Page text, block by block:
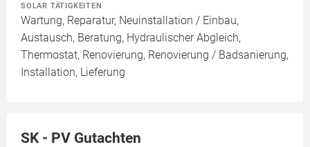
SOLAR TÄTIGKEITEN
Wartung, Reparatur, Neuinstallation / Einbau,
Austausch, Beratung, Hydraulischer Abgleich,
Thermostat, Renovierung, Renovierung / Badsanierung,
Installation, Lieferung
SK - PV Gutachten